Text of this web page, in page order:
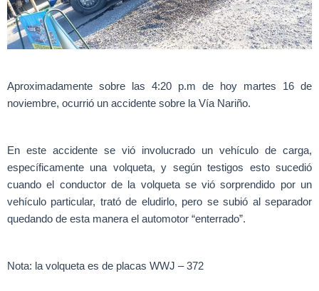
Aproximadamente sobre las 4:20 p.m de hoy martes 16 de
noviembre, ocurrió un accidente sobre la Vía Nariño.
En este accidente se vió involucrado un vehículo de carga,
específicamente una volqueta, y según testigos esto sucedió
cuando el conductor de la volqueta se vió sorprendido por un
vehículo particular, trató de eludirlo, pero se subió al separador
quedando de esta manera el automotor “enterrado”.
Nota: la volqueta es de placas WWJ – 372